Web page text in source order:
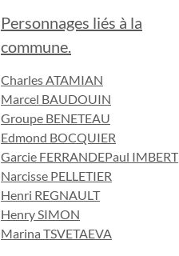
Personnages liés à la
commune.
Charles ATAMIAN
Marcel BAUDOUIN
Groupe BENETEAU
Edmond BOCQUIER
Garcie FERRANDEPaul IMBERT
Narcisse PELLETIER
Henri REGNAULT
Henry SIMON
Marina TSVETAEVA